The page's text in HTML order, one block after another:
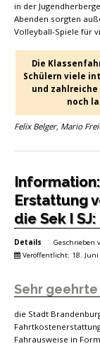
in der
Abenden sorgten
Volleyball-Spiele für
Die
Schülern viele
und
noch
Felix Belger, Mario
Erstattung
die Sek I
Details Geschrieben
Veröffentlicht: 18. Juni
Sehr
die Stadt
Fahrausweise in